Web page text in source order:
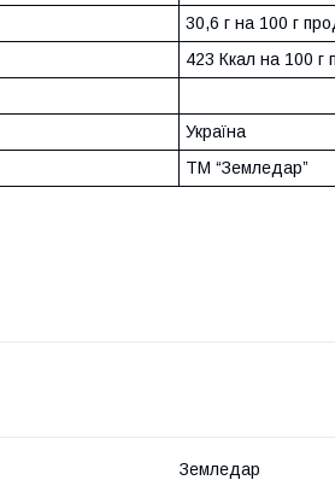
30,6 г на 100 г
423 Ккал на 100 г
Україна
ТМ “Земледар”
Земледар